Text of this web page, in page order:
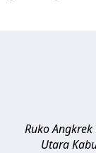
Ruko Angkrek
Utara